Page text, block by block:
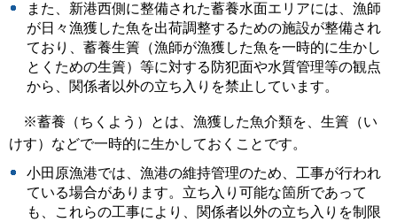
また、新港西側に整備された蓄養水面エリアには、漁師
が日々漁獲した魚を出荷調整するための施設が整備され
ており、蓄養生簀（漁師が漁獲した魚を一時的に生かし
とくための生簀）等に対する防犯面や水質管理等の観点
から、関係者以外の立ち入りを禁止しています。
※蓄養（ちくよう）とは、漁獲した魚介類を、生簀（い
けす）などで一時的に生かしておくことです。
小田原漁港では、漁港の維持管理のため、工事が行われ
ている場合があります。立ち入り可能な箇所であって
も、これらの工事により、関係者以外の立ち入りを制限